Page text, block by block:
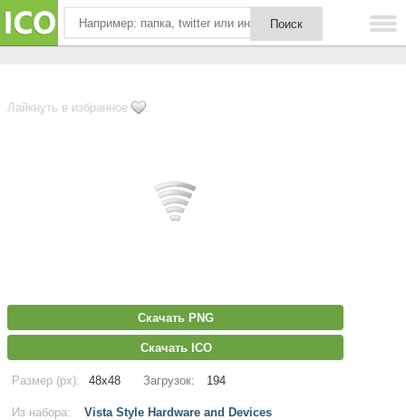
Лайкнуть в избранное
Скачать PNG
Скачать ICO
Размер (px): 48x48 Загрузок: 194
Из набора: Vista Style Hardware and Devices